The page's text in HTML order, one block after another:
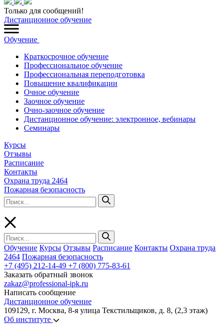
Только для сообщений!
Дистанционное обучение
Обучение
Краткосрочное обучение
Профессиональное обучение
Профессиональная переподготовка
Повышение квалификации
Очное обучение
Заочное обучение
Очно-заочное обучение
Дистанционное обучение: электронное, вебинары
Семинары
Курсы
Отзывы
Расписание
Контакты
Охрана труда 2464
Пожарная безопасность
Обучение Курсы Отзывы Расписание Контакты Охрана труда
2464 Пожарная безопасность
+7 (495) 212-14-49 +7 (800) 775-83-61
Заказать обратный звонок
zakaz@professional-ipk.ru
Написать сообщение
Дистанционное обучение
109129, г. Москва, 8-я улица Текстильщиков, д. 8, (2,3 этаж)
Об институте